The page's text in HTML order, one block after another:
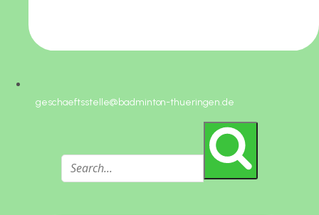
geschaeftsstelle@badminton-thueringen.de